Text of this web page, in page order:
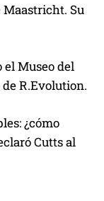
Maastricht. Su
Museo del
R.Evolution.
¿cómo
Cutts al